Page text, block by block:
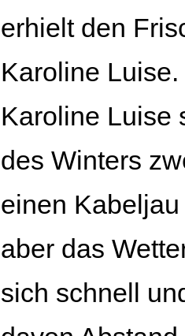
erhielt den
Karoline
Karoline Luise
des Winters
einen
aber das
sich schnell